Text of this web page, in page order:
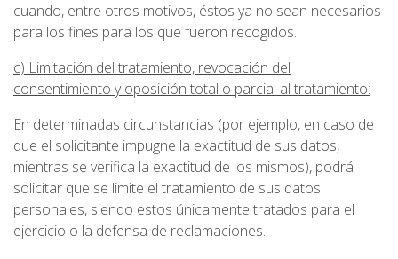
cuando, entre otros motivos, éstos ya no sean necesarios
para los fines para los que fueron recogidos.
c) Limitación del tratamiento, revocación del
consentimiento y oposición total o parcial al tratamiento:
En determinadas circunstancias (por ejemplo, en caso de
que el solicitante impugne la exactitud de sus datos,
mientras se verifica la exactitud de los mismos), podrá
solicitar que se limite el tratamiento de sus datos
personales, siendo estos únicamente tratados para el
ejercicio o la defensa de reclamaciones.